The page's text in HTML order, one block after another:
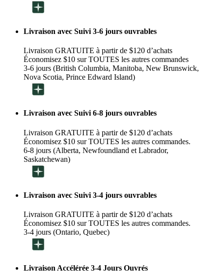
Livraison avec Suivi 3-6 jours ouvrables
Livraison GRATUITE à partir de $120 d’achats
Économisez $10 sur TOUTES les autres commandes
3-6 jours (British Columbia, Manitoba, New Brunswick,
Nova Scotia, Prince Edward Island)
Livraison avec Suivi 6-8 jours ouvrables
Livraison GRATUITE à partir de $120 d’achats
Économisez $10 sur TOUTES les autres commandes.
6-8 jours (Alberta, Newfoundland et Labrador,
Saskatchewan)
Livraison avec Suivi 3-4 jours ouvrables
Livraison GRATUITE à partir de $120 d’achats
Économisez $10 sur TOUTES les autres commandes.
3-4 jours (Ontario, Quebec)
Livraison Accélérée 3-4 Jours Ouvrés